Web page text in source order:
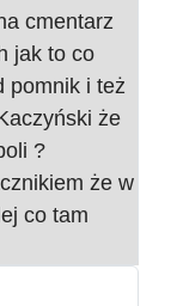
cmentarz
jak to co
pomnik i też
że
?
że w
co tam